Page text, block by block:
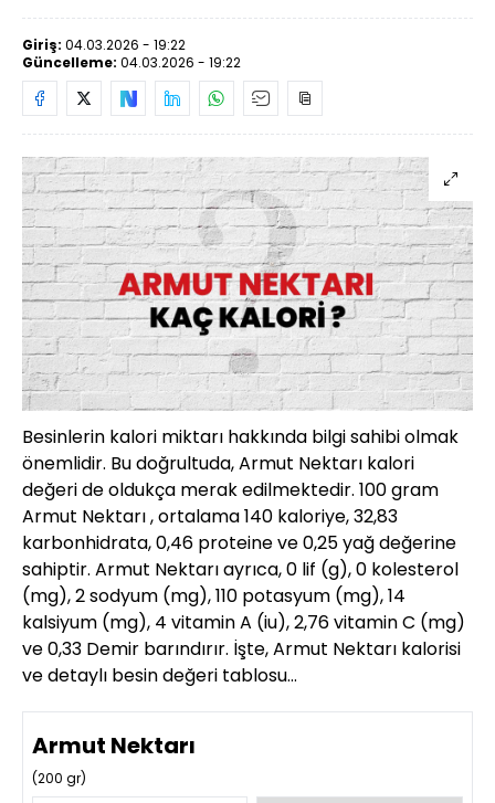
Giriş: 04.03.2026 - 19:22
Güncelleme: 04.03.2026 - 19:22
Besinlerin kalori miktarı hakkında bilgi sahibi olmak
önemlidir. Bu doğrultuda, Armut Nektarı kalori
değeri de oldukça merak edilmektedir. 100 gram
Armut Nektarı , ortalama 140 kaloriye, 32,83
karbonhidrata, 0,46 proteine ve 0,25 yağ değerine
sahiptir. Armut Nektarı ayrıca, 0 lif (g), 0 kolesterol
(mg), 2 sodyum (mg), 110 potasyum (mg), 14
kalsiyum (mg), 4 vitamin A (iu), 2,76 vitamin C (mg)
ve 0,33 Demir barındırır. İşte, Armut Nektarı kalorisi
ve detaylı besin değeri tablosu…
Armut Nektarı
(200 gr)